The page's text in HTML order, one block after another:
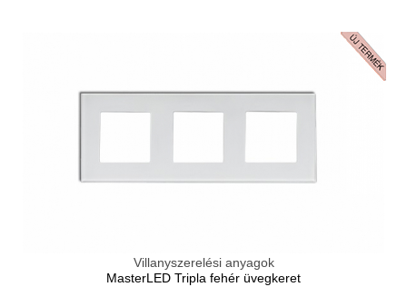
Villanyszerelési anyagok
MasterLED Tripla fehér üvegkeret